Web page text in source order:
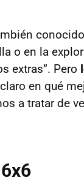
o en la
extras”. Pero
en qué
a tratar de